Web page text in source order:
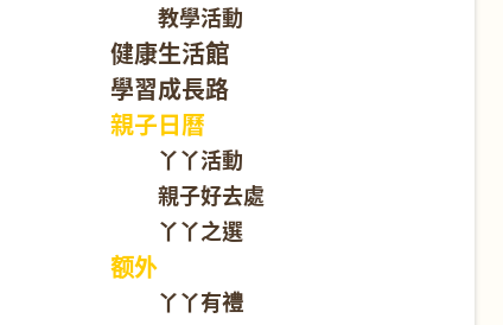
教學活動
健康生活館
學習成長路
親子日曆
丫丫活動
親子好去處
丫丫之選
额外
丫丫有禮